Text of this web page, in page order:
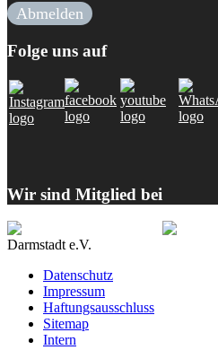
Abmelden
Folge uns auf
Wir sind Mitglied bei
Darmstadt e.V.
Datenschutz
Impressum
Haftungsausschluss
Sitemap
Intern